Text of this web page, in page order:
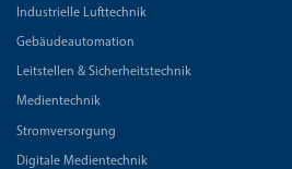
Industrielle Lufttechnik
Gebäudeautomation
Leitstellen & Sicherheitstechnik
Medientechnik
Stromversorgung
Digitale Medientechnik